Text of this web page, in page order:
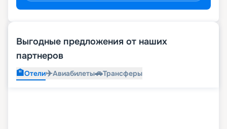
Выгодные предложения от наших
партнеров
🏨Отели✈️Авиабилеты🚗Трансферы